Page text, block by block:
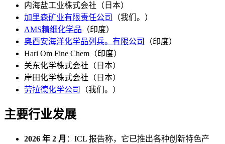
内海盐工业株式会社（日本）
加里森矿业有限责任公司
（我们。）
AMS精细化学品 （印度）
奥西安海洋化学品列兵。有限公司
（印度）
Hari Om Fine Chem（印度）
关东化学株式会社（日本）
岸田化学株式会社（日本）
劳拉德化学公司
（我们。）
主要行业发展
2026 年 2 月 ：ICL 报告称，它已推出各种创新特色产